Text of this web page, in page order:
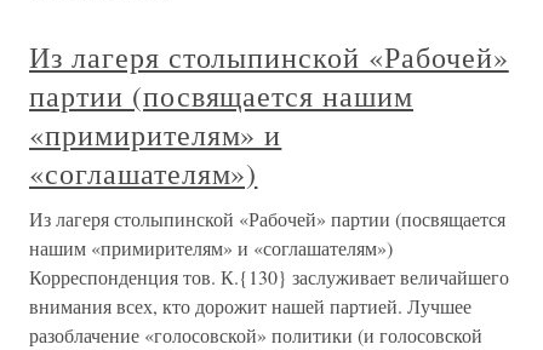
Из лагеря столыпинской «Рабочей»
партии (посвящается нашим
«примирителям» и
«соглашателям»)
Из лагеря столыпинской «Рабочей» партии (посвящается
нашим «примирителям» и «соглашателям»)
Корреспонденция тов. К.{130} заслуживает величайшего
внимания всех, кто дорожит нашей партией. Лучшее
разоблачение «голосовской» политики (и голосовской